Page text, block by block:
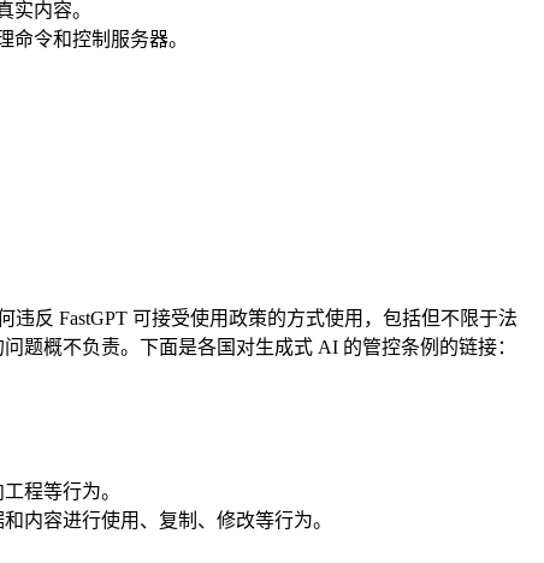
实内容。
令和控制服务器。
反 FastGPT 可接受使用政策的方式使用，包括但不限于法
题概不负责。下面是各国对生成式 AI 的管控条例的链接：
程等行为。
内容进行使用、复制、修改等行为。